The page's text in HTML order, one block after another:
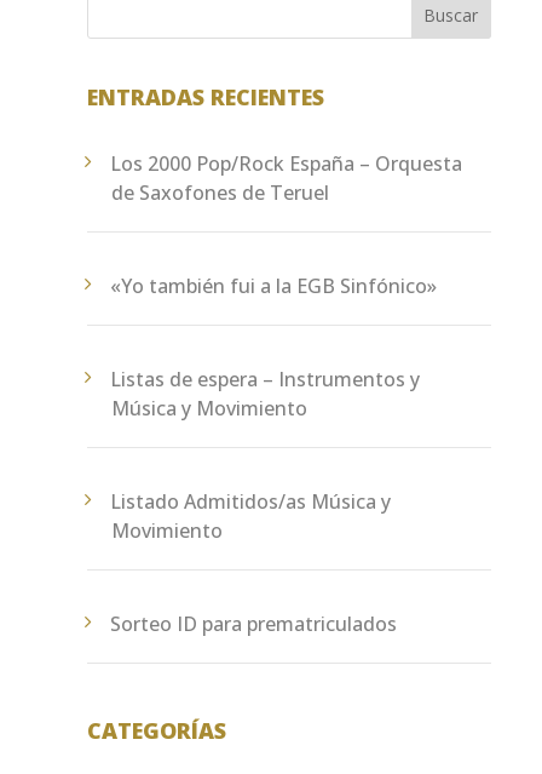
Escuela Pública de Música "Antón García
Buscar
ENTRADAS RECIENTES
Los 2000 Pop/Rock España – Orquesta
de Saxofones de Teruel
«Yo también fui a la EGB Sinfónico»
Listas de espera – Instrumentos y
Música y Movimiento
Listado Admitidos/as Música y
Movimiento
Sorteo ID para prematriculados
CATEGORÍAS